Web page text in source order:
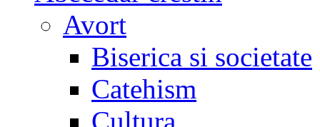
Avort
Biserica si societate
Catehism